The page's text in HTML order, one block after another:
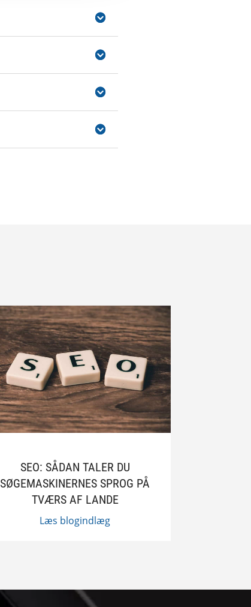
SEO: SÅDAN TALER DU
SØGEMASKINERNES SPROG PÅ
TVÆRS AF LANDE
Læs blogindlæg